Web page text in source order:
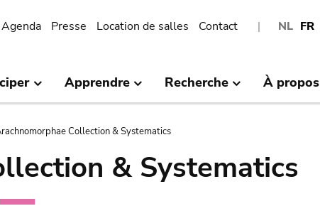
NL FR
Agenda Presse Location de salles Contact
Apprendre Recherche À propos
Collection & Systematics
& Systematics